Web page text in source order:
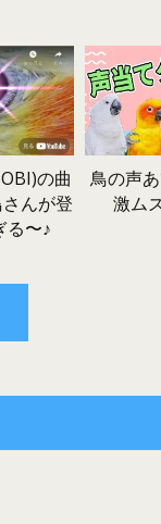
の曲
んが登
る〜♪
鳥の声
激ム